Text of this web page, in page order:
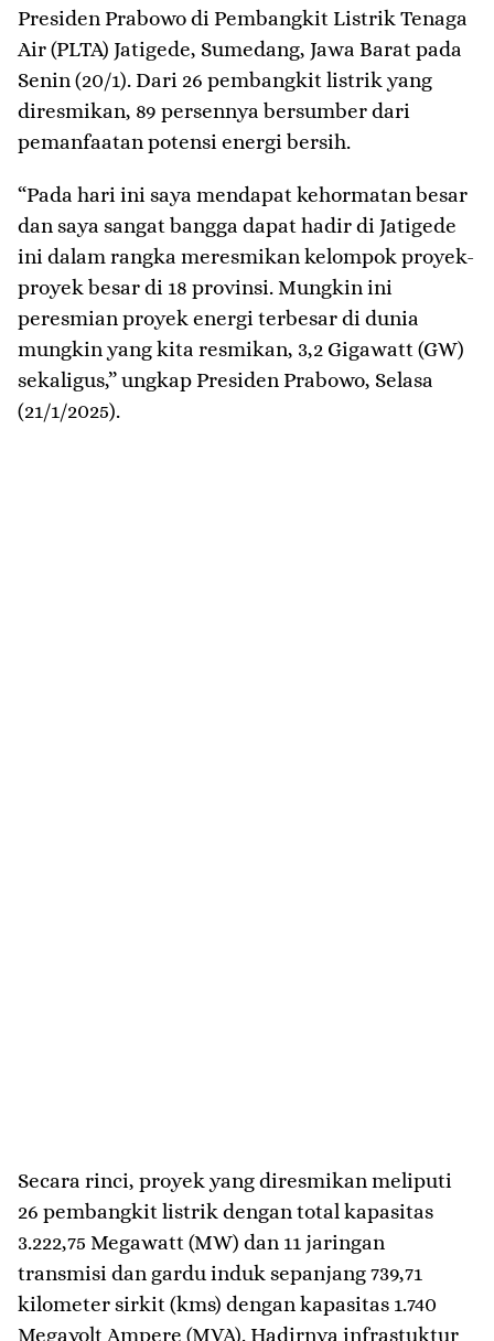
Presiden Prabowo di Pembangkit Listrik Tenaga
Air (PLTA) Jatigede, Sumedang, Jawa Barat pada
Senin (20/1). Dari 26 pembangkit listrik yang
diresmikan, 89 persennya bersumber dari
pemanfaatan potensi energi bersih.
“Pada hari ini saya mendapat kehormatan besar
dan saya sangat bangga dapat hadir di Jatigede
ini dalam rangka meresmikan kelompok proyek-
proyek besar di 18 provinsi. Mungkin ini
peresmian proyek energi terbesar di dunia
mungkin yang kita resmikan, 3,2 Gigawatt (GW)
sekaligus,” ungkap Presiden Prabowo, Selasa
(21/1/2025).
Secara rinci, proyek yang diresmikan meliputi
26 pembangkit listrik dengan total kapasitas
3.222,75 Megawatt (MW) dan 11 jaringan
transmisi dan gardu induk sepanjang 739,71
kilometer sirkit (kms) dengan kapasitas 1.740
Megavolt Ampere (MVA). Hadirnya infrastuktur